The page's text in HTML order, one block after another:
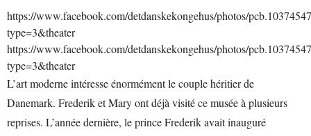
https://www.facebook.com/detdanskekongehus/photos/
type=3&theater
https://www.facebook.com/detdanskekongehus/photos/
type=3&theater
L’art moderne intéresse énormément le couple héritier de
Danemark. Frederik et Mary ont déjà visité ce musée à plusieurs
reprises. L’année dernière, le prince Frederik avait inauguré